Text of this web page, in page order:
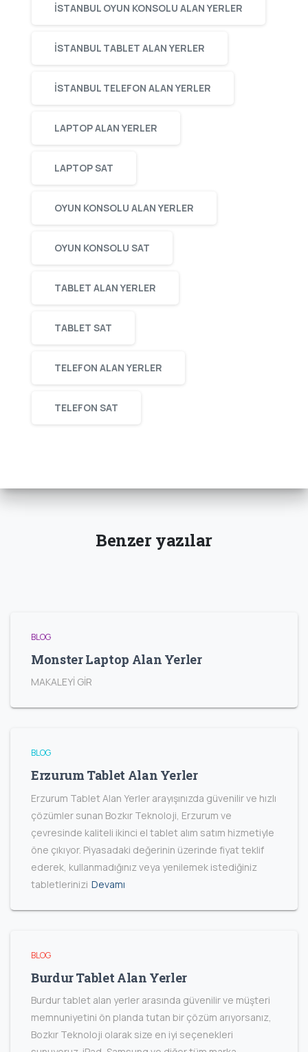
ISTANBUL OYUN KONSOLU ALAN YERLER
ISTANBUL TABLET ALAN YERLER
ISTANBUL TELEFON ALAN YERLER
LAPTOP ALAN YERLER
LAPTOP SAT
OYUN KONSOLU ALAN YERLER
OYUN KONSOLU SAT
TABLET ALAN YERLER
TABLET SAT
TELEFON ALAN YERLER
TELEFON SAT
Benzer yazılar
BLOG
Monster Laptop Alan Yerler
MAKALEYİ GİR
BLOG
Erzurum Tablet Alan Yerler
Erzurum Tablet Alan Yerler arayışınızda güvenilir ve hızlı
çözümler sunan Bozkır Teknoloji, Erzurum ve
çevresinde kaliteli ikinci el tablet alım satım hizmetiyle
öne çıkıyor. Piyasadaki değerinin üzerinde fiyat teklif
ederek, kullanmadığınız veya yenilemek istediğiniz
tabletlerinizi Devamı
BLOG
Burdur Tablet Alan Yerler
Burdur tablet alan yerler arasında güvenilir ve müşteri
memnuniyetini ön planda tutan bir çözüm arıyorsanız,
Bozkır Teknoloji olarak size en iyi seçenekleri